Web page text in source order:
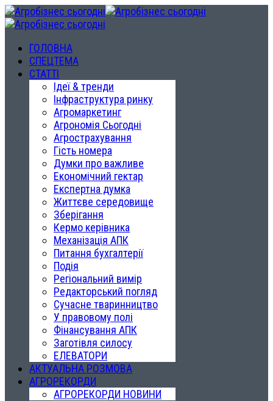
ГОЛОВНА
СПЕЦТЕМА
СТАТТІ
Ідеї & тренди
Інфраструктура ринку
Агромаркетинг
Агрономія Сьогодні
Агрострахування
Гість номера
Думки про важливе
Економічний гектар
Експертна думка
Життєве середовище
Зберігання
Кермо керівника
Механізація АПК
Питання бухгалтерії
Подія
Регіональний вимір
Редакторський погляд
Сучасне тваринництво
У правовому полі
Фінансування АПК
Заготівля силосу
ЕЛЕВАТОРИ
АКТУАЛЬНА РОЗМОВА
АГРОРЕКОРДИ
АГРОРЕКОРДИ НОВИНИ